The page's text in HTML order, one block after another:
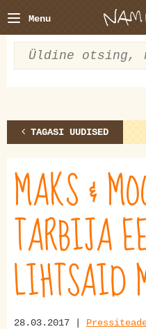
Menu
TAGASI UUDISED
MAKS &
TARBIJA
LIHTSAID
28.03.2017 |